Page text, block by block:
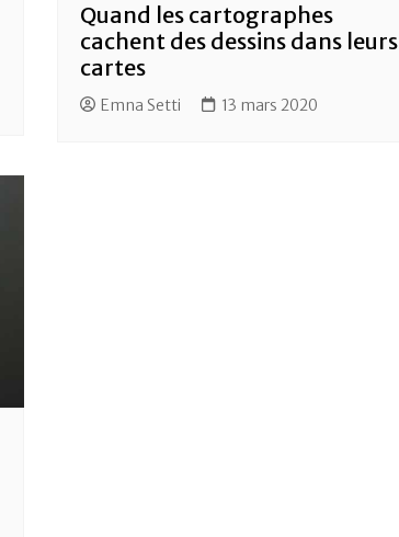
Quand les cartographes
cachent des dessins dans leurs
cartes
Emna Setti 13 mars 2020